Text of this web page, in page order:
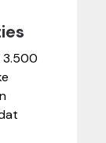
3.500